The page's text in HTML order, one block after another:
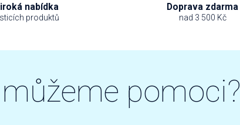
nabídka
produktů
Doprava zdarma
nad 3 500 Kč
pomoci?